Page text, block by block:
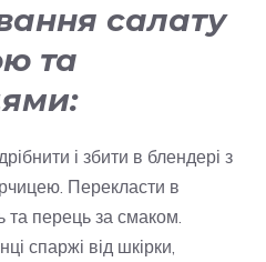
салату
та
і збити в блендері з
Перекласти в
та перець за смаком.
спаржі від шкірки,